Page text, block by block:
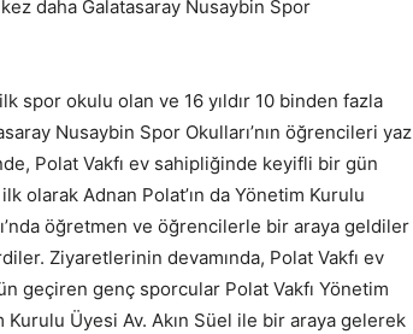
daha Galatasaray Nusaybin Spor
spor okulu olan ve 16 yıldır 10 binden fazla
Nusaybin Spor Okulları’nın öğrencileri yaz
Polat Vakfı ev sahipliğinde keyifli bir gün
olarak Adnan Polat’ın da Yönetim Kurulu
öğretmen ve öğrencilerle bir araya geldiler
Ziyaretlerinin devamında, Polat Vakfı ev
geçiren genç sporcular Polat Vakfı Yönetim
Kurulu Üyesi Av. Akın Süel ile bir araya gelerek